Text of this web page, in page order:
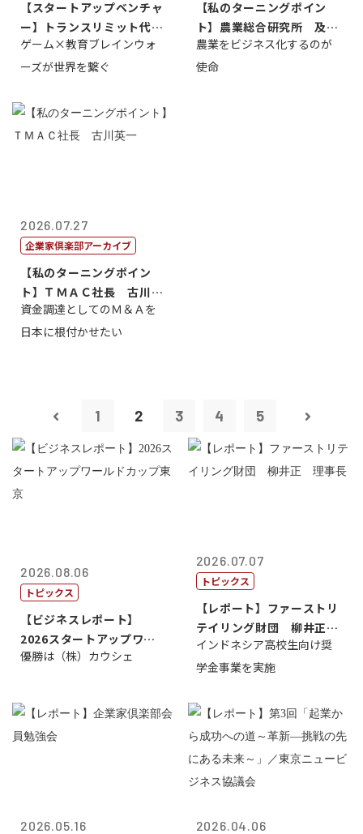
【スタートアップベンチャ
ー】トランスリミット代表
取締役社長 ...
ゲーム×教育ブレインウォ
ーズが世界を繋ぐ
【私のターニングポイン
ト】農業総合研究所 及川
智正
農業をビジネス化するのが
使命
2026.07.27
企業家倶楽部アーカイブ
【私のターニングポイン
ト】ＴＭＡＣ社長 古川英
一
資金調達としてのＭ＆Ａを
日本に根付かせたい
1 2 3 4 5
2026.08.06
トピックス
【ビジネスレポート】
2026スタートアップワー
ルドカップ東京
優勝は（株）カウシェ
2026.07.07
トピックス
【レポート】ファーストリ
テイリング財団 柳井正
理事長
インドネシア高校生向け奨
学金事業を実施
2026.05.16 2026.04.06